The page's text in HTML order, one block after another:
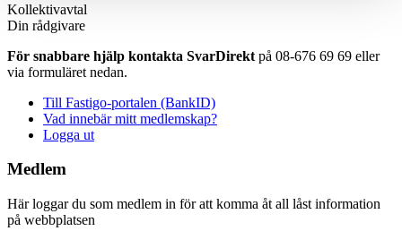
Kollektivavtal
Din rådgivare
För snabbare hjälp kontakta SvarDirekt på 08-676 69 69 eller
via formuläret nedan.
Till Fastigo-portalen (BankID)
Vad innebär mitt medlemskap?
Logga ut
Medlem
Här loggar du som medlem in för att komma åt all låst information
på webbplatsen